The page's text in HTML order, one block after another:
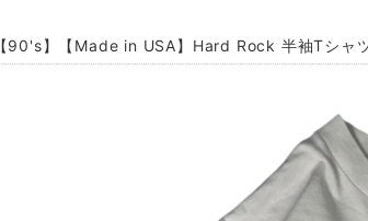
【90's】【Made in USA】Hard Rock 半袖Tシ